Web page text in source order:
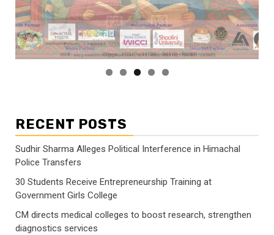
RECENT POSTS
Sudhir Sharma Alleges Political Interference in Himachal
Police Transfers
30 Students Receive Entrepreneurship Training at
Government Girls College
CM directs medical colleges to boost research, strengthen
diagnostics services